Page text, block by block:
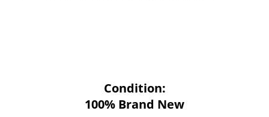
Condition:
100% Brand New